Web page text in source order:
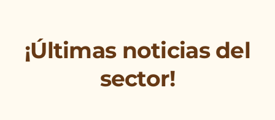
¡Últimas noticias del
sector!